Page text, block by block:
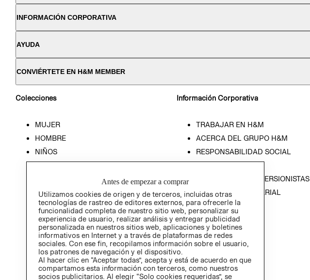
INFORMACIÓN CORPORATIVA
AYUDA
CONVIÉRTETE EN H&M MEMBER
Colecciones
MUJER
HOMBRE
NIÑOS
Información Corporativa
TRABAJAR EN H&M
ACERCA DEL GRUPO H&M
RESPONSABILIDAD SOCIAL
RELACIÓN CON INVERSIONISTAS
POLÍTICA EMPRESARIAL
Antes de empezar a comprar
Utilizamos cookies de origen y de terceros, incluidas otras
tecnologías de rastreo de editores externos, para ofrecerle la
funcionalidad completa de nuestro sitio web, personalizar su
experiencia de usuario, realizar análisis y entregar publicidad
personalizada en nuestros sitios web, aplicaciones y boletines
informativos en Internet y a través de plataformas de redes
sociales. Con ese fin, recopilamos información sobre el usuario,
los patrones de navegación y el dispositivo.
Al hacer clic en “Aceptar todas”, acepta y está de acuerdo en que
compartamos esta información con terceros, como nuestros
socios publicitarios. Al elegir “Solo cookies requeridas”, se